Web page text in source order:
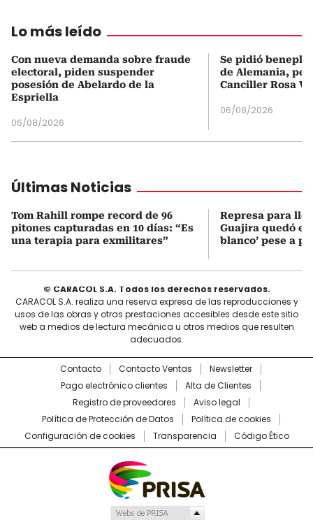
Lo más leído
Con nueva demanda sobre fraude
electoral, piden suspender
posesión de Abelardo de la
Espriella
06/08/2026
Se pidió
de Alemania,
Canciller Rosa
06/08/2026
Últimas Noticias
Tom Rahill rompe record de 96
pitones capturadas en 10 días: “Es
una terapia para exmilitares”
Represa para
Guajira quedó en
blanco’ pese a
© CARACOL S.A. Todos los derechos reservados.
CARACOL S.A. realiza una reserva expresa de las reproducciones y
usos de las obras y otras prestaciones accesibles desde este sitio
web a medios de lectura mecánica u otros medios que resulten
adecuados.
Contacto Contacto Ventas
Newsletter
Pago electrónico clientes
Alta de Clientes
Registro de proveedores
Aviso legal
Política de Protección de Datos
Política de cookies
Configuración de cookies
Transparencia Código Ético